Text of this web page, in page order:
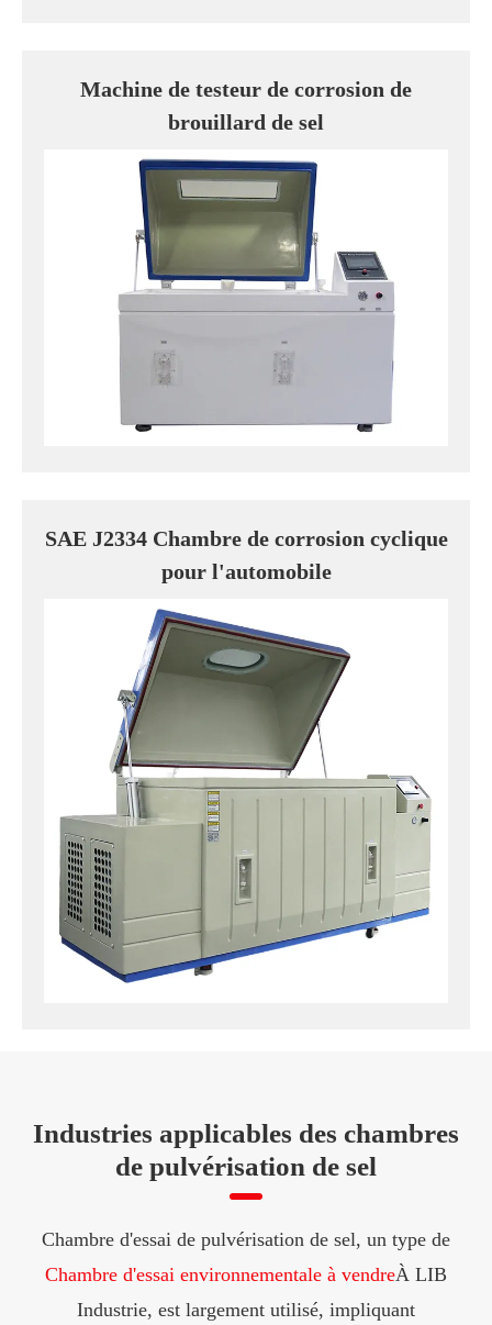
Machine de testeur de corrosion de
brouillard de sel
SAE J2334 Chambre de corrosion cyclique
pour l'automobile
Industries applicables des chambres
de pulvérisation de sel
Chambre d'essai de pulvérisation de sel, un type de
Chambre d'essai environnementale à vendreÀ LIB
Industrie, est largement utilisé, impliquant